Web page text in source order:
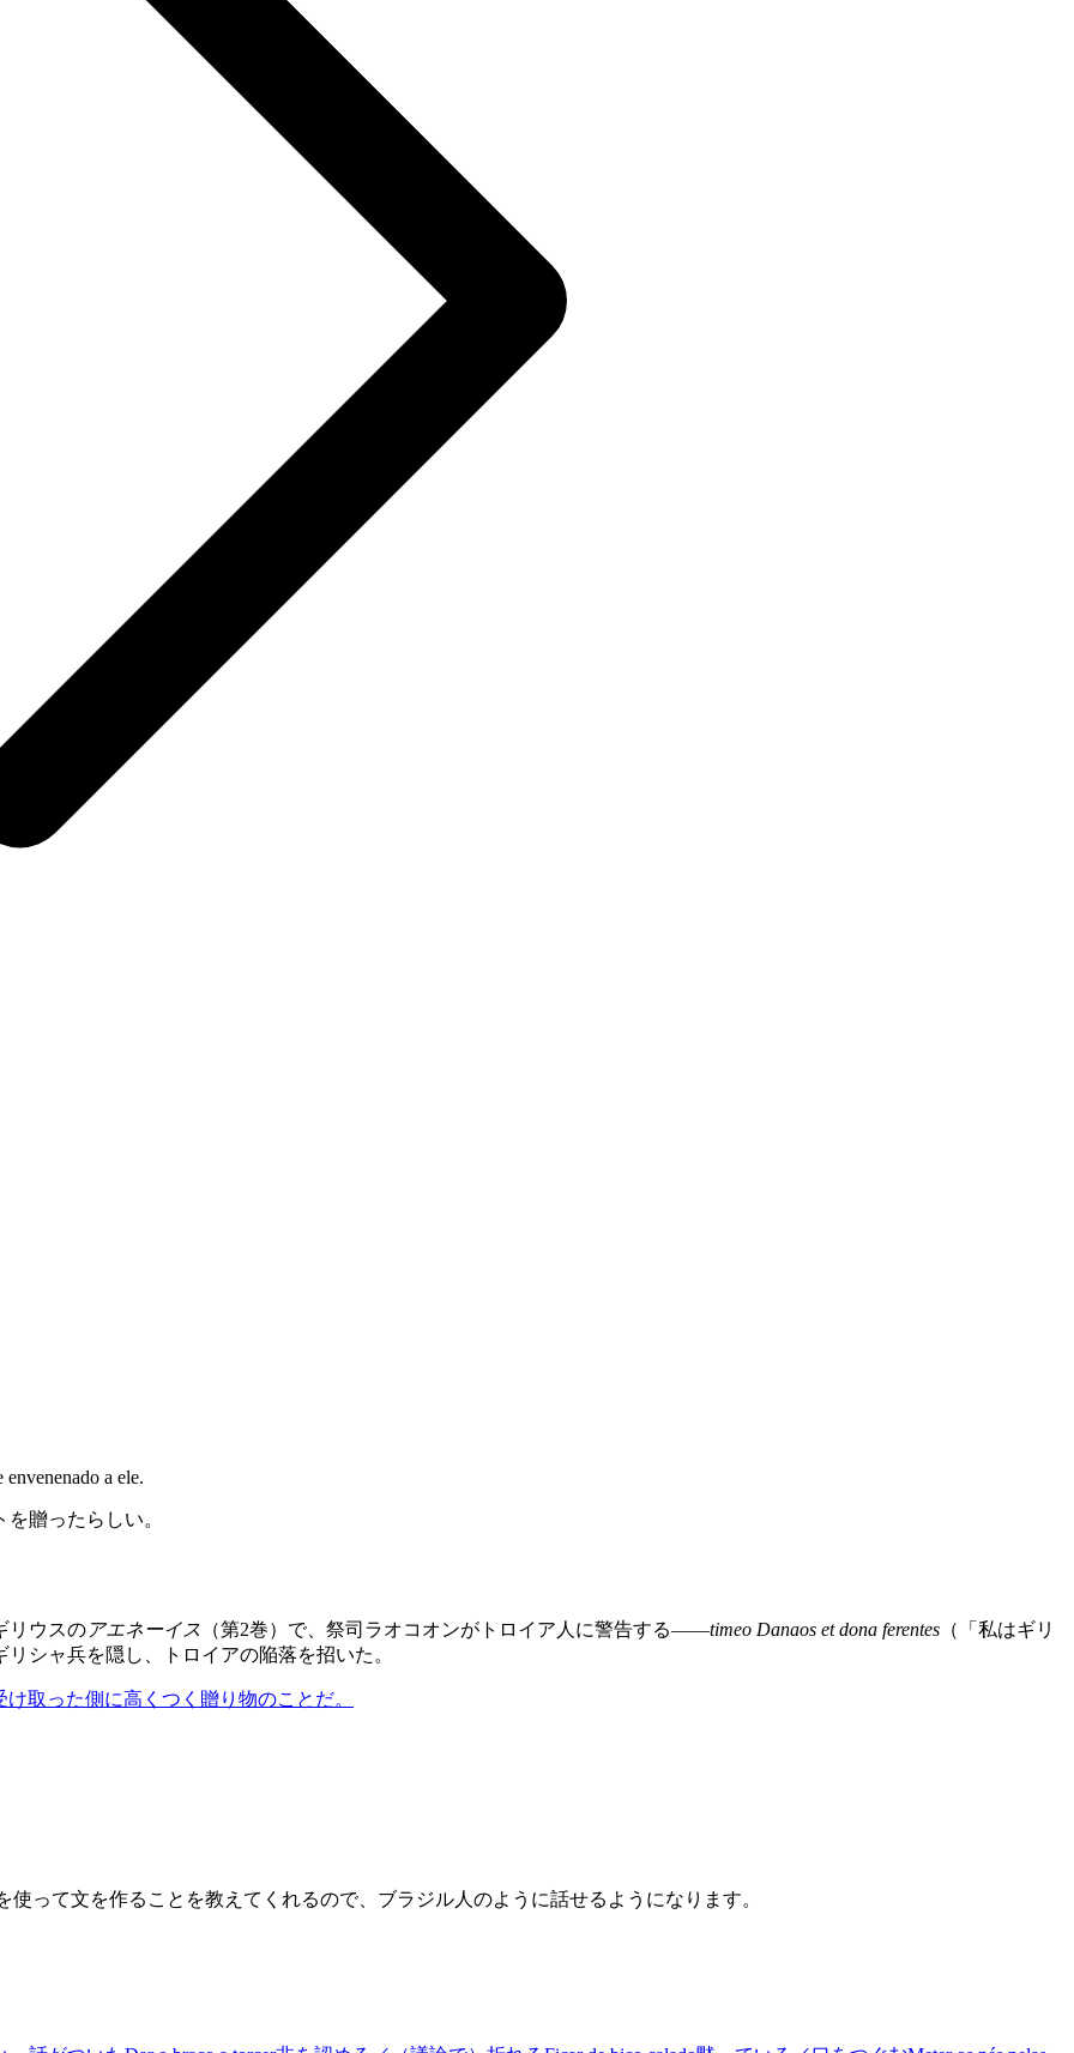
a ele.
贈ったらしい。
リウスの アエネーイス （第2巻）で、祭司ラオコオンがトロイア人に警告する――timeo Danaos et dona ferentes （「私はギリ
シャ兵を隠し、トロイアの陥落を招いた。
取った側に高くつく贈り物のことだ。
って文を作ることを教えてくれるので、ブラジル人のように話せるようになります。